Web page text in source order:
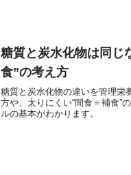
糖質と炭水化物は同じ
食”の考え方
糖質と炭水化物の違いを管理栄
方や、太りにくい“間食＝補食”
ルの基本がわかります。